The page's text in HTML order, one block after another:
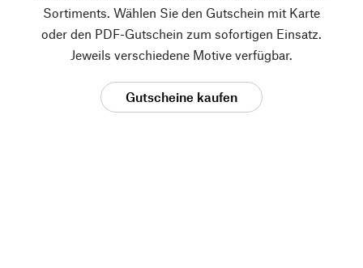
Sortiments. Wählen Sie den Gutschein mit Karte
oder den PDF-Gutschein zum sofortigen Einsatz.
Jeweils verschiedene Motive verfügbar.
Gutscheine kaufen